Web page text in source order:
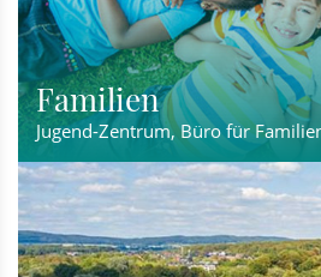
Familien
Jugend-Zentrum, Büro für